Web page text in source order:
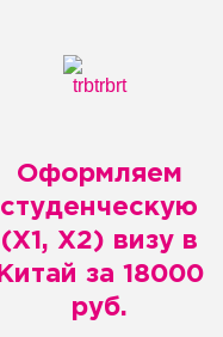
Оформляем
студенческую
(X1, X2) визу в
Китай за 18000
руб.